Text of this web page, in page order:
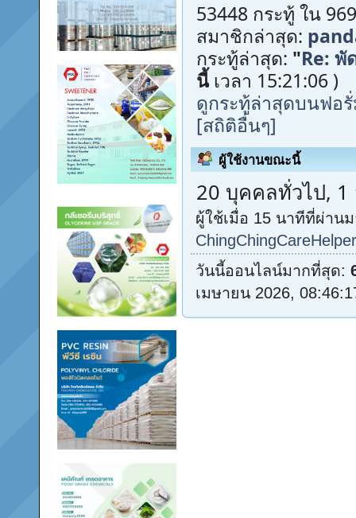
53448 กระทู้ ใน
สมาชิกล่าสุด:
กระทู้ล่าสุด: "Re: พั
นี้เวลา 15:21:06 )
ดูกระทู้ล่าสุดบนฟอ
[สถิติอื่นๆ]
ผู้ใช้งานขณะนี้
20 บุคคลทั่วไป,
ผู้ใช้เมื่อ 15 นาทีที่ผ่าน
ChingChingCareHelper
วันนี้ออนไลน์มากที่สุด:
เมษายน 2026,